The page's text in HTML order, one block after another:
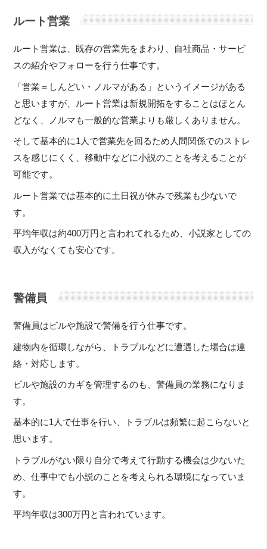
ルート営業
ルート営業は、既存の営業先をまわり、自社商品・サービ
スの紹介やフォローを行う仕事です。
「営業＝しんどい・ノルマがある」というイメージがある
と思いますが、ルート営業は新規開拓をすることはほとん
どなく、ノルマも一般的な営業よりも厳しくありません。
そして基本的に1人で営業先を回るため人間関係でのストレ
スを感じにくく、移動中などに小説のことを考えることが
可能です。
ルート営業では基本的に土日祝が休みで残業も少ないで
す。
平均年収は約400万円と言われてれるため、小説家としての
収入がなくても安心です。
警備員
警備員はビルや施設で警備を行う仕事です。
建物内を循環しながら、トラブルなどに遭遇した場合は連
絡・対応します。
ビルや施設のカギを管理するのも、警備員の業務になりま
す。
基本的に1人で仕事を行い、トラブルは頻繁に起こらないと
思います。
トラブルがない限り自分で考えて行動する機会は少ないた
め、仕事中でも小説のことを考えられる環境になっていま
す。
平均年収は300万円と言われています。